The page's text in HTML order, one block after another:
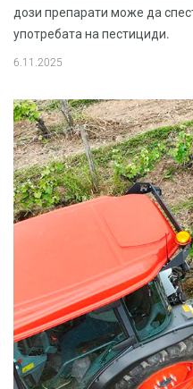
дози препарати може да
употребата на пестициди.
6.11.2025